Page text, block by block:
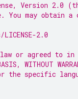
Version
You may obtain
2.0
or agreed to
specific